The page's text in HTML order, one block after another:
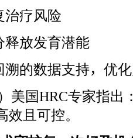
治疗风险
释放发育潜能
溯的数据支持，优
美国HRC专家指出
效且可控。